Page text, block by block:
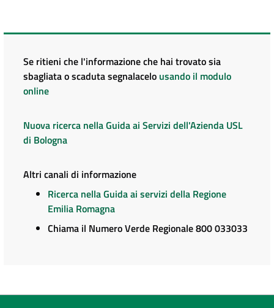
Se ritieni che l'informazione che hai trovato sia
sbagliata o scaduta segnalacelo usando il modulo
online
Nuova ricerca nella Guida ai Servizi dell'Azienda USL
di Bologna
Altri canali di informazione
Ricerca nella Guida ai servizi della Regione
Emilia Romagna
Chiama il Numero Verde Regionale 800 033033